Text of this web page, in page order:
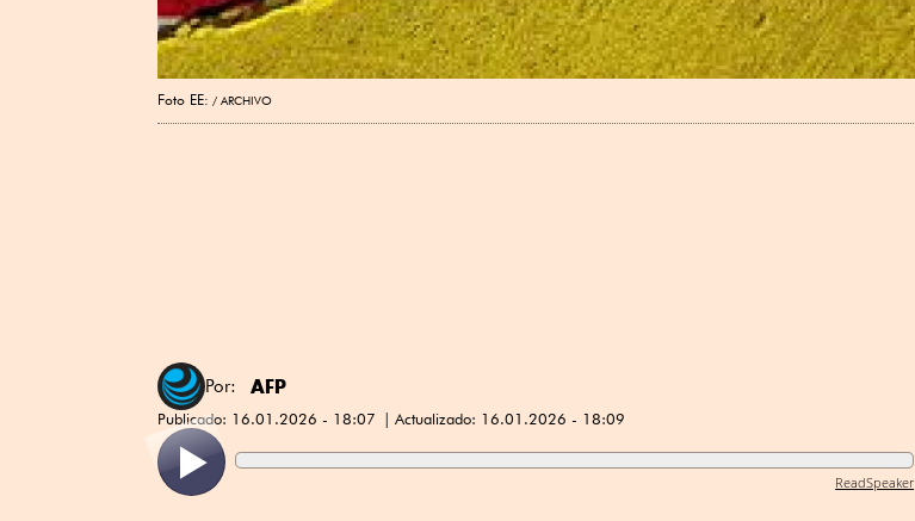
Foto EE: ARCHIVO
Por: AFP
Publicado: 16.01.2026 - 18:07 Actualizado: 16.01.2026 - 18:09
ReadSpeaker